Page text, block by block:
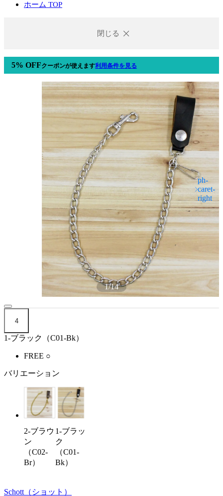
ホーム TOP
閉じる
5% OFFクーポンが使えます利用条件を見る
1/14
4
1-ブラック（C01-Bk）
FREE ○
バリエーション
2-ブラウ
ン
（C02-
Br）
1-ブラッ
ク
（C01-
Bk）
Schott （ショット）